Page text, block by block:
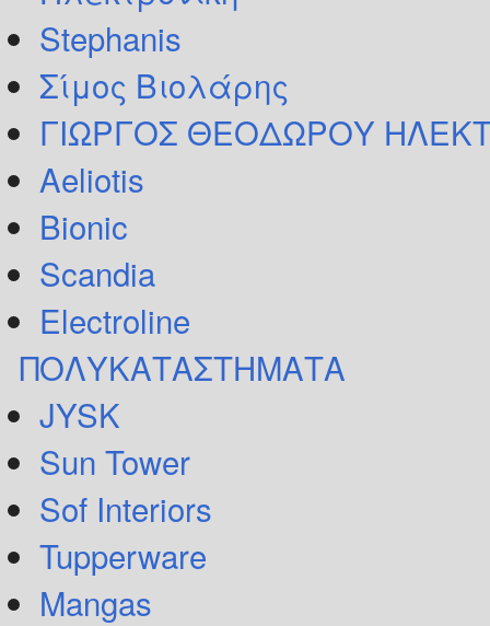
Stephanis
Σίμος Βιολάρης
ΓΙΩΡΓΟΣ ΘΕΟΔΩΡΟΥ
Aeliotis
Bionic
Scandia
Electroline
ΠΟΛΥΚΑΤΑΣΤΗΜΑΤΑ
JYSK
Sun Tower
Sof Interiors
Tupperware
Mangas